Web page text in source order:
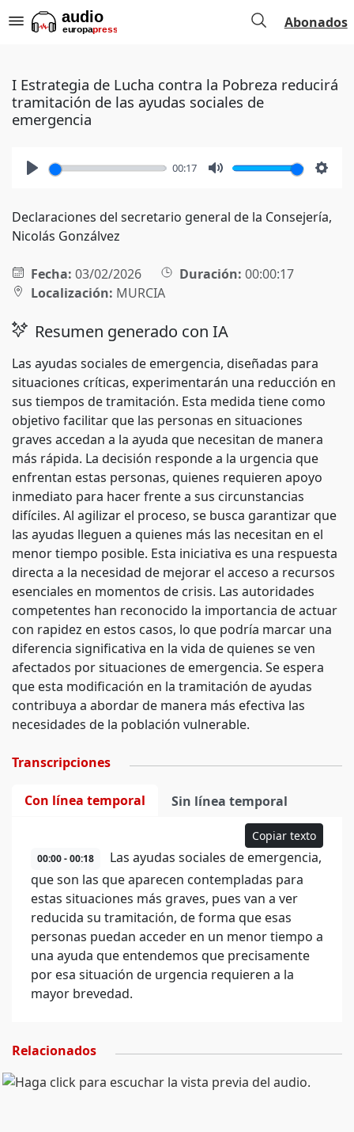
Abonados
I Estrategia de Lucha contra la Pobreza reducirá
tramitación de las ayudas sociales de
emergencia
00:17
Declaraciones del secretario general de la Consejería,
Nicolás Gonzálvez
Fecha: 03/02/2026 Duración: 00:00:17
Localización: MURCIA
Resumen generado con IA
Las ayudas sociales de emergencia, diseñadas para
situaciones críticas, experimentarán una reducción en
sus tiempos de tramitación. Esta medida tiene como
objetivo facilitar que las personas en situaciones
graves accedan a la ayuda que necesitan de manera
más rápida. La decisión responde a la urgencia que
enfrentan estas personas, quienes requieren apoyo
inmediato para hacer frente a sus circunstancias
difíciles. Al agilizar el proceso, se busca garantizar que
las ayudas lleguen a quienes más las necesitan en el
menor tiempo posible. Esta iniciativa es una respuesta
directa a la necesidad de mejorar el acceso a recursos
esenciales en momentos de crisis. Las autoridades
competentes han reconocido la importancia de actuar
con rapidez en estos casos, lo que podría marcar una
diferencia significativa en la vida de quienes se ven
afectados por situaciones de emergencia. Se espera
que esta modificación en la tramitación de ayudas
contribuya a abordar de manera más efectiva las
necesidades de la población vulnerable.
Transcripciones
Con línea temporal Sin línea temporal
Copiar texto
00:00 - 00:18
Las ayudas sociales de emergencia,
que son las que aparecen contempladas para
estas situaciones más graves, pues van a ver
reducida su tramitación, de forma que esas
personas puedan acceder en un menor tiempo a
una ayuda que entendemos que precisamente
por esa situación de urgencia requieren a la
mayor brevedad.
Relacionados